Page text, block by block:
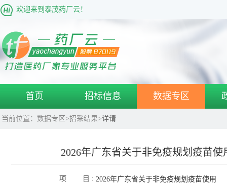
欢迎来到泰茂药厂云！
首页 招标信息 数据专区
当前位置： 数据专区 >招采结果>详请
2026年广东省关于非免疫规划疫苗
项 目 : 2026年广东省关于非免疫规划疫苗使用